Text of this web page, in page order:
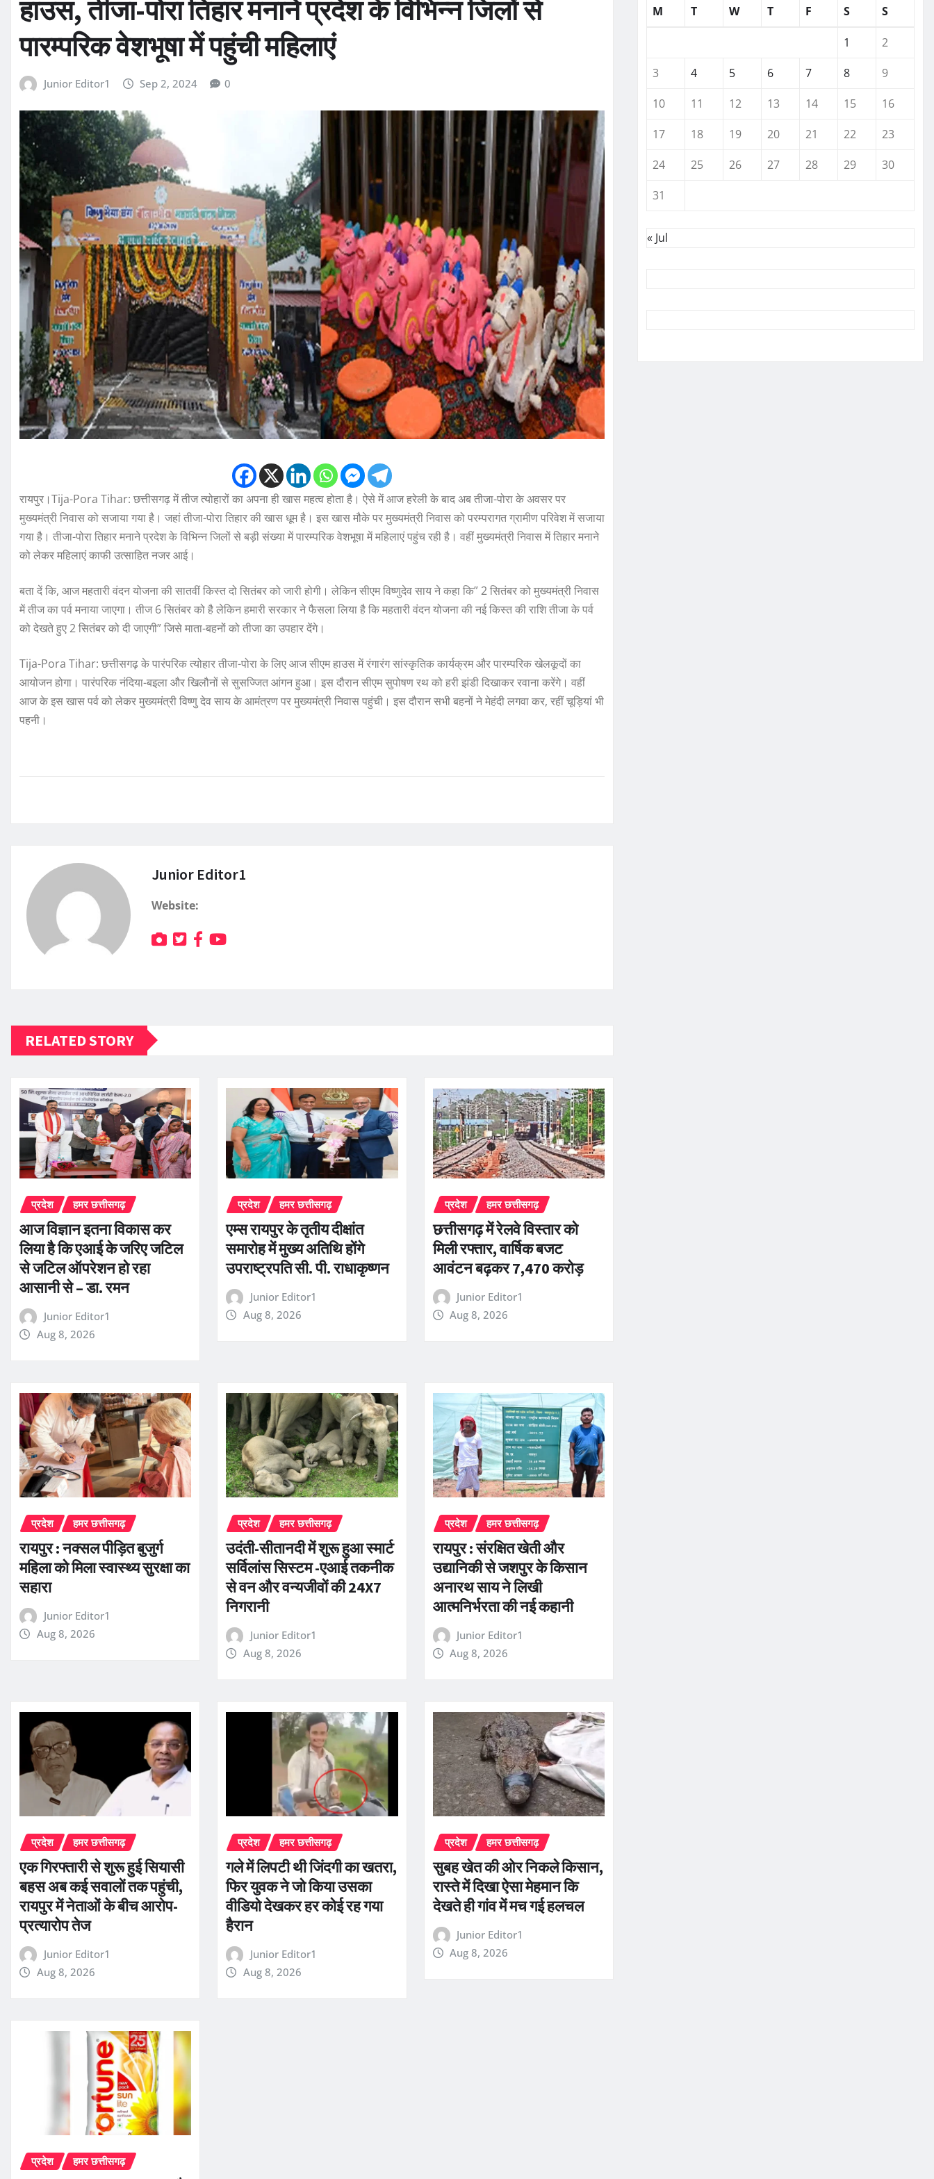
हाउस, तीजा-पोरा तिहार मनाने प्रदेश के विभिन्न जिलों से
पारम्परिक वेशभूषा में पहुंची महिलाएं
Junior Editor1 Sep 2, 2024 0
रायपुर।Tija-Pora Tihar: छत्तीसगढ़ में तीज त्योहारों का अपना ही खास महत्व होता है। ऐसे में आज हरेली के बाद अब तीजा-पोरा के अवसर पर
मुख्यमंत्री निवास को सजाया गया है। जहां तीजा-पोरा तिहार की खास धूम है। इस खास मौके पर मुख्यमंत्री निवास को परम्परागत ग्रामीण परिवेश में सजाया
गया है। तीजा-पोरा तिहार मनाने प्रदेश के विभिन्न जिलों से बड़ी संख्या में पारम्परिक वेशभूषा में महिलाएं पहुंच रही है। वहीं मुख्यमंत्री निवास में तिहार मनाने
को लेकर महिलाएं काफी उत्साहित नजर आई।
बता दें कि, आज महतारी वंदन योजना की सातवीं किस्त दो सितंबर को जारी होगी। लेकिन सीएम विष्णुदेव साय ने कहा कि” 2 सितंबर को मुख्यमंत्री निवास
में तीज का पर्व मनाया जाएगा। तीज 6 सितंबर को है लेकिन हमारी सरकार ने फैसला लिया है कि महतारी वंदन योजना की नई किस्त की राशि तीजा के पर्व
को देखते हुए 2 सितंबर को दी जाएगी” जिसे माता-बहनों को तीजा का उपहार देंगे।
Tija-Pora Tihar: छत्तीसगढ़ के पारंपरिक त्योहार तीजा-पोरा के लिए आज सीएम हाउस में रंगारंग सांस्कृतिक कार्यक्रम और पारम्परिक खेलकूदों का
आयोजन होगा। पारंपरिक नंदिया-बइला और खिलौनों से सुसज्जित आंगन हुआ। इस दौरान सीएम सुपोषण रथ को हरी झंडी दिखाकर रवाना करेंगे। वहीं
आज के इस खास पर्व को लेकर मुख्यमंत्री विष्णु देव साय के आमंत्रण पर मुख्यमंत्री निवास पहुंची। इस दौरान सभी बहनों ने मेहंदी लगवा कर, रहीं चूड़ियां भी
पहनी।
Junior Editor1
Website:
RELATED STORY
प्रदेश हमर छत्तीसगढ़
आज विज्ञान इतना विकास कर
लिया है कि एआई के जरिए जटिल
से जटिल ऑपरेशन हो रहा
आसानी से – डा. रमन
Junior Editor1
Aug 8, 2026
प्रदेश हमर छत्तीसगढ़
एम्स रायपुर के तृतीय दीक्षांत
समारोह में मुख्य अतिथि होंगे
उपराष्ट्रपति सी. पी. राधाकृष्णन
Junior Editor1
Aug 8, 2026
प्रदेश हमर छत्तीसगढ़
छत्तीसगढ़ में रेलवे विस्तार को
मिली रफ्तार, वार्षिक बजट
आवंटन बढ़कर 7,470 करोड़
Junior Editor1
Aug 8, 2026
प्रदेश हमर छत्तीसगढ़
रायपुर : नक्सल पीड़ित बुजुर्ग
महिला को मिला स्वास्थ्य सुरक्षा का
सहारा
Junior Editor1
Aug 8, 2026
प्रदेश हमर छत्तीसगढ़
उदंती-सीतानदी में शुरू हुआ स्मार्ट
सर्विलांस सिस्टम -एआई तकनीक
से वन और वन्यजीवों की 24X7
निगरानी
Junior Editor1
Aug 8, 2026
प्रदेश हमर छत्तीसगढ़
रायपुर : संरक्षित खेती और
उद्यानिकी से जशपुर के किसान
अनारथ साय ने लिखी
आत्मनिर्भरता की नई कहानी
Junior Editor1
Aug 8, 2026
प्रदेश हमर छत्तीसगढ़
एक गिरफ्तारी से शुरू हुई सियासी
बहस अब कई सवालों तक पहुंची,
रायपुर में नेताओं के बीच आरोप-
प्रत्यारोप तेज
Junior Editor1
Aug 8, 2026
प्रदेश हमर छत्तीसगढ़
गले में लिपटी थी जिंदगी का खतरा,
फिर युवक ने जो किया उसका
वीडियो देखकर हर कोई रह गया
हैरान
Junior Editor1
Aug 8, 2026
प्रदेश हमर छत्तीसगढ़
सुबह खेत की ओर निकले किसान,
रास्ते में दिखा ऐसा मेहमान कि
देखते ही गांव में मच गई हलचल
Junior Editor1
Aug 8, 2026
प्रदेश हमर छत्तीसगढ़
M
T W T F S S
1
2
3
4 5 6 7 8
9
10
11 12 13 14 15
16
17
18 19 20 21 22
23
24
25 26 27 28 29
30
31
« Jul